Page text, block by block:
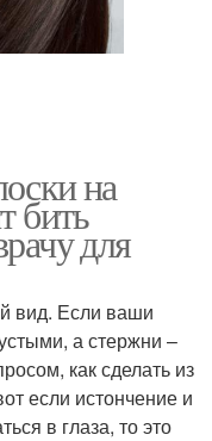
на
бить
для
вид. Если ваши
а стержни –
как сделать из
если истончение и
в глаза, то это